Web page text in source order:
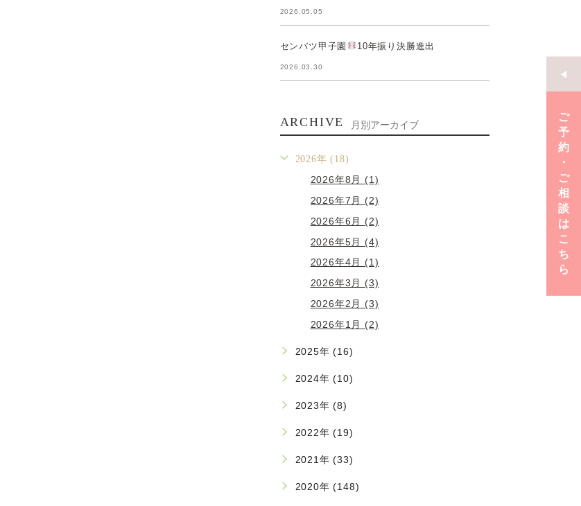
ご
予
約
･
ご
相
談
は
こ
ち
ら
2026.05.05
センバツ甲子園 10年振り決勝進出
2026.03.30
ARCHIVE 月別アーカイブ
2026年 (18)
2026年8月 (1)
2026年7月 (2)
2026年6月 (2)
2026年5月 (4)
2026年4月 (1)
2026年3月 (3)
2026年2月 (3)
2026年1月 (2)
2025年 (16)
2024年 (10)
2023年 (8)
2022年 (19)
2021年 (33)
2020年 (148)